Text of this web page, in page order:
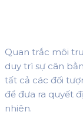
Quan trắc môi
duy trì sự cân
tất cả các đối
để đưa ra quyết
nhiên.